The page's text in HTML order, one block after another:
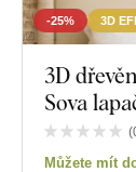
-25% 3D
3D
Sova
(
Můžete mít